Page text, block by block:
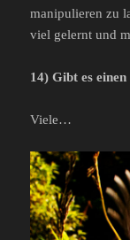
manipulieren zu
viel gelernt und
14) Gibt es
Viele…